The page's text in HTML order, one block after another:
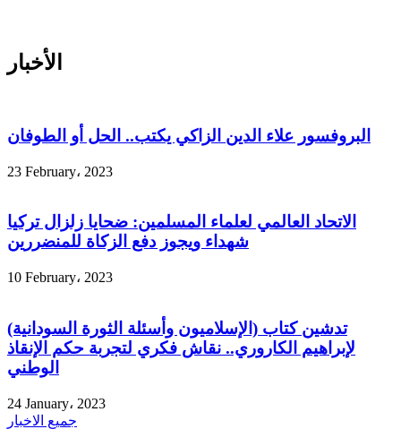
الأخبار
البروفسور علاء الدين الزاكي يكتب.. الحل أو الطوفان
23 February، 2023
الاتحاد العالمي لعلماء المسلمين: ضحايا زلزال تركيا
شهداء ويجوز دفع الزكاة للمنضررين
10 February، 2023
تدشين كتاب (الإسلاميون وأسئلة الثورة السودانية)
لإبراهيم الكاروري.. نقاش فكري لتجربة حكم الإنقاذ
الوطني
24 January، 2023
جميع الاخبار